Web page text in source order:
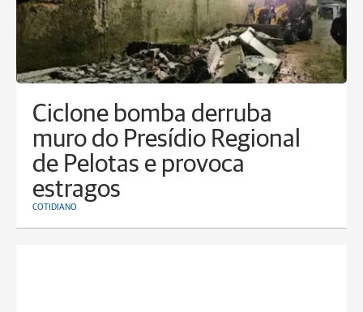
Ciclone bomba derruba
muro do Presídio Regional
de Pelotas e provoca
estragos
COTIDIANO